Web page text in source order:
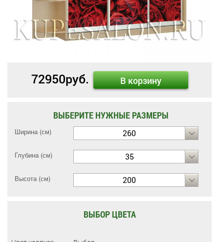
72950руб. В корзину
ВЫБЕРИТЕ НУЖНЫЕ РАЗМЕРЫ
Ширина (см) 260
Глубина (см) 35
Высота (см) 200
ВЫБОР ЦВЕТА